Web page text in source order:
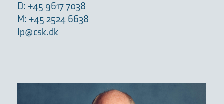
D: +45 9617 7038
M: +45 2524 6638
lp@csk.dk